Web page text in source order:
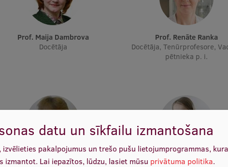
Prof. Maija Dambrova
Docētāja
Prof. Renāte Ranka
Docētāja, Tenūrprofesore,
pētnieka p. i.
Asoc. prof. Māra Plotniece
Asoc. prof. Elita Poplavska
datu un sīkfailu izmantošana
izvēlieties pakalpojumus un trešo pušu lietojumprogrammas,
izmantot. Lai iepazītos, lūdzu, lasiet mūsu privātuma politika.